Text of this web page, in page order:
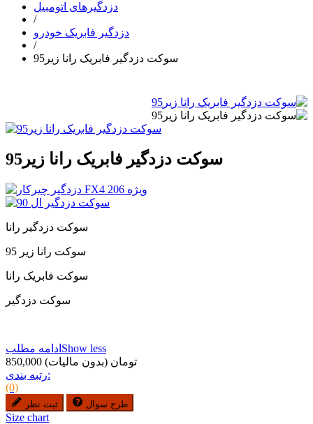
دزدگیرهای اتومبیل
/
دزدگیر فابریک خودرو
/
سوکت دزدگیر فابریک رانا زیر95
سوکت دزدگیر فابریک رانا زیر95
سوکت دزدگیر رانا
سوکت رانا زیر 95
سوکت فابریک رانا
سوکت دزدگیر
ادامه مطلب Show less
850,000 تومان (بدون مالیات)
رتبه بندی:
(0)
ثبت نظر طرح سوال
Size chart